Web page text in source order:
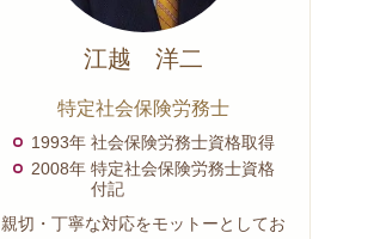
江越 洋二
特定社会保険労務士
1993年 社会保険労務士資格取得
2008年 特定社会保険労務士資格
付記
親切・丁寧な対応をモットーとしてお